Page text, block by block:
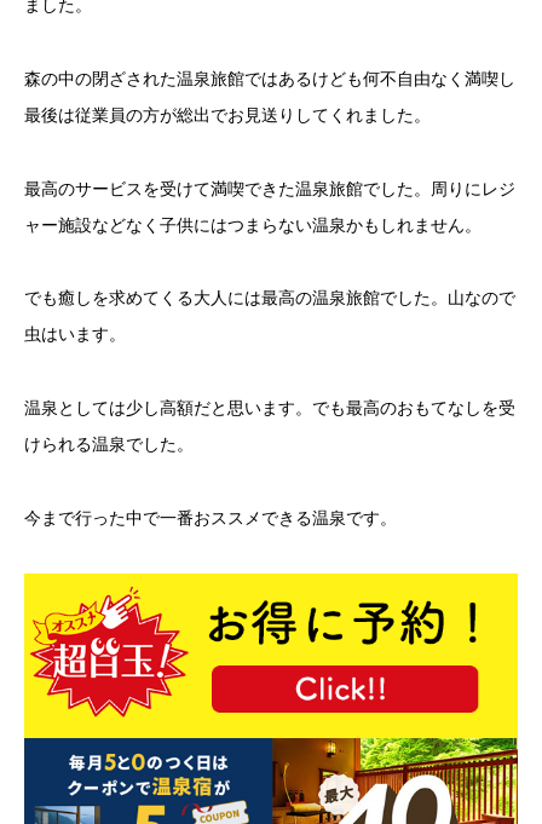
森の中の閉ざされた温泉旅館ではあるけども何不自由なく満喫し
最後は従業員の方が総出でお見送りしてくれました。
最高のサービスを受けて満喫できた温泉旅館でした。周りにレジ
ャー施設などなく子供にはつまらない温泉かもしれません。
でも癒しを求めてくる大人には最高の温泉旅館でした。山なので
虫はいます。
温泉としては少し高額だと思います。でも最高のおもてなしを受
けられる温泉でした。
今まで行った中で一番おススメできる温泉です。